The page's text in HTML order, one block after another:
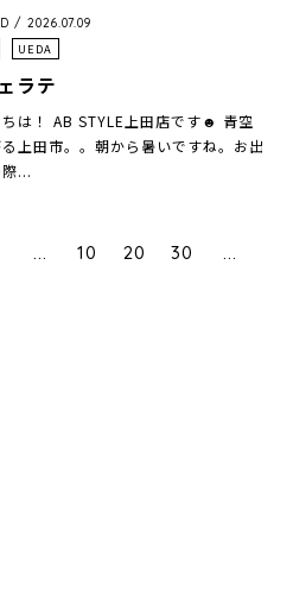
/ 2026.07.09
UEDA
ラテ
ちは！ AB STYLE上田店です☻ 青空
上田市。。朝から暑いですね。お出
...
... 10 20 30 ...